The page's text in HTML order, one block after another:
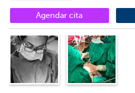
Agendar cita